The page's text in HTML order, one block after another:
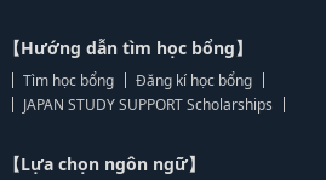
【Hướng dẫn tìm học bổng】
Tìm học bổng
Đăng kí học bổng
JAPAN STUDY SUPPORT Scholarships
【Lựa chọn ngôn ngữ】